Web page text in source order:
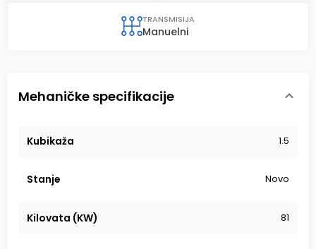
TRANSMISIJA
Manuelni
Mehaničke specifikacije
Kubikaža 1.5
Stanje Novo
Kilovata (KW) 81